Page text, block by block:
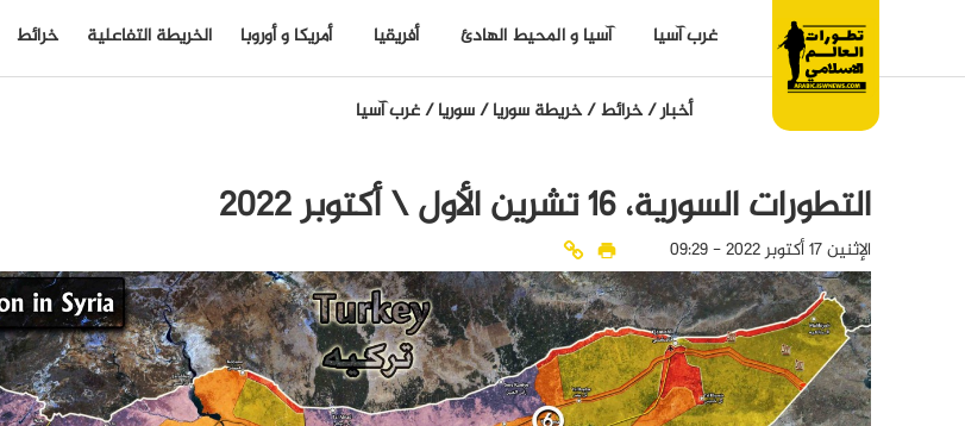
غرب آسيا آسيا و المحيط الهادئ أفريقيا أمريكا و أوروبا الخريطة التفاعلية خرائط
أخبار/خرائط/خريطة سوريا/سوريا/غرب آسيا
التطورات السورية، 16 تشرين الأول \ أكتوبر 2022
الإثنين 17 أكتوبر 2022 - 09:29